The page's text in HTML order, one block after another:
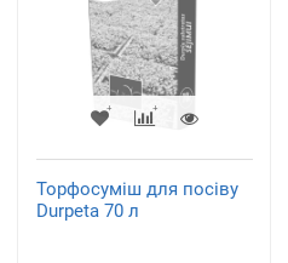
Торфосуміш для посіву
Durpeta 70 л